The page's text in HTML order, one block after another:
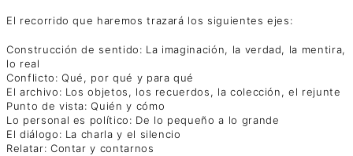
El recorrido que haremos trazará los siguientes ejes:
Construcción de sentido: La imaginación, la verdad, la mentira,
lo real
Conflicto: Qué, por qué y para qué
El archivo: Los objetos, los recuerdos, la colección, el rejunte
Punto de vista: Quién y cómo
Lo personal es político: De lo pequeño a lo grande
El diálogo: La charla y el silencio
Relatar: Contar y contarnos